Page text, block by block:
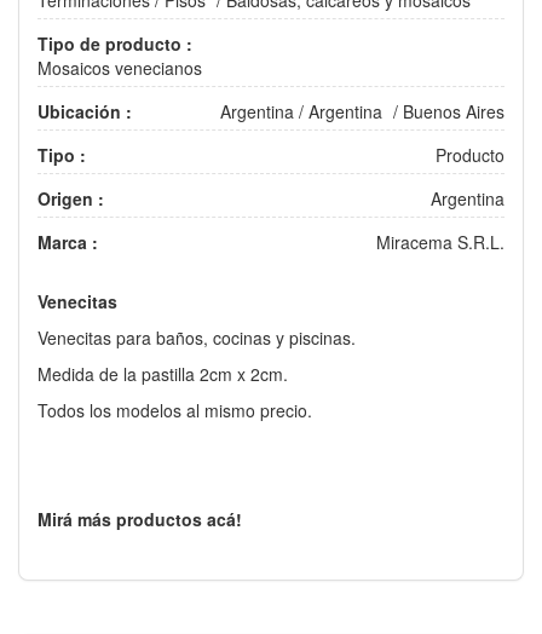
Tipo de producto :
Mosaicos venecianos
Ubicación :
Argentina / Argentina / Buenos Aires
Tipo :
Producto
Origen :
Argentina
Marca :
Miracema S.R.L.
Venecitas
Venecitas para baños, cocinas y piscinas.
Medida de la pastilla 2cm x 2cm.
Todos los modelos al mismo precio.
Mirá más productos acá!